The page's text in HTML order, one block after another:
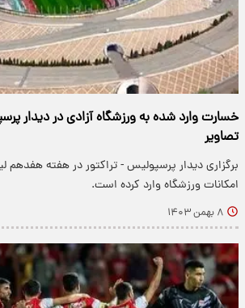
خسارت وارد شده به ورزشگاه آزادی در دیدار
تصاویر
برگزاری دیدار پرسپولیس - تراکتور در هفته هفدهم
امکانات ورزشگاه وارد کرده است.
۸ بهمن ۱۴۰۳